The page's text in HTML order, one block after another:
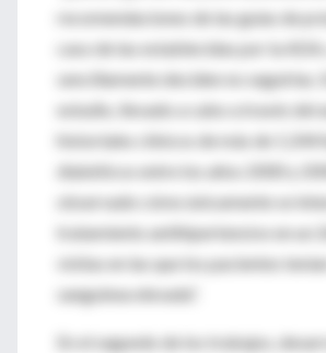
recomendaciones de las guías de
caso de las establecidas por la ADA,
sencillamente deciden no seguirlas.
estudio, llevado a cabo a través del
historiales clínicos de más de 1.244
diabéticos entre los años 2000 y
observado cómo únicamente se
tratamiento antihipertensivo en un
visitas en las que los pacientes
sanguínea elevada”.
En el segundo de los trabajos,